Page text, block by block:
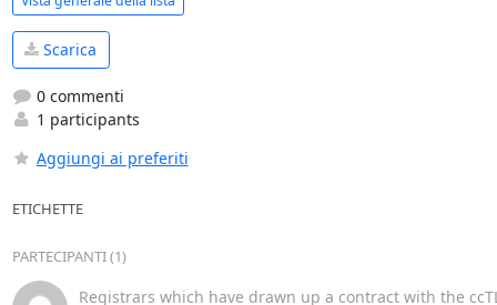
Scarica
0 commenti
1 participants
Aggiungi ai preferiti
ETICHETTE
PARTECIPANTI (1)
Registrars which have drawn up a contract with the